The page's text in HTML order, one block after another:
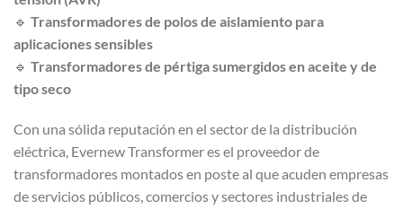
🔹 Transformadores de polos de aislamiento para
aplicaciones sensibles
🔹 Transformadores de pértiga sumergidos en aceite y de
tipo seco
Con una sólida reputación en el sector de la distribución
eléctrica, Evernew Transformer es el proveedor de
transformadores montados en poste al que acuden empresas
de servicios públicos, comercios y sectores industriales de